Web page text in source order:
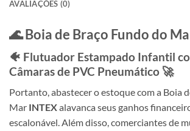
AVALIAÇÕES (0)
🌊 Boia de Braço Fundo do
🐠 Flutuador Estampado Infantil
Câmaras de PVC Pneumático 🚀
Portanto, abastecer o estoque com a Boia
Mar INTEXalavanca seus ganhos
escalonável. Além disso, comerciantes de